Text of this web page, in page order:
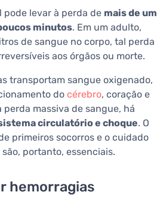
levar à perda de mais de um
minutos. Em um adulto,
de sangue no corpo, tal perda
aos órgãos ou morte.
transportam sangue oxigenado,
do cérebro, coração e
perda massiva de sangue, há
circulatório e choque. O
primeiros socorros e o cuidado
portanto, essenciais.
hemorragias